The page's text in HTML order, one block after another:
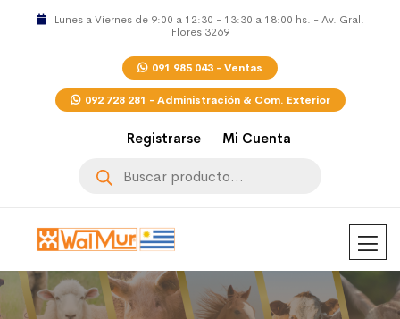
Lunes a Viernes de 9:00 a 12:30 - 13:30 a 18:00 hs. - Av. Gral.
Flores 3269
091 985 043 - Ventas
092 728 281 - Administración & Com. Exterior
Registrarse Mi Cuenta